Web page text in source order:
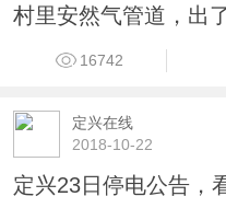
村里安然气管道，出
16742
定兴在线
2018-10-22
定兴23日停电公告，